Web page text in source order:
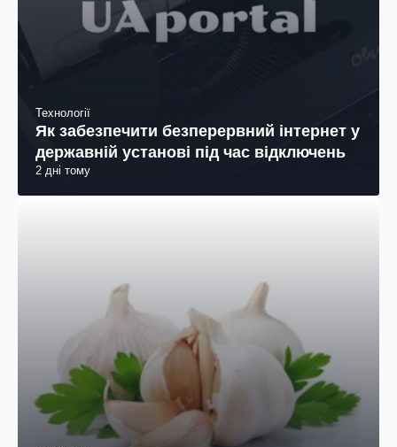
Технології
Як забезпечити безперервний інтернет у
державній установі під час відключень
2 дні тому